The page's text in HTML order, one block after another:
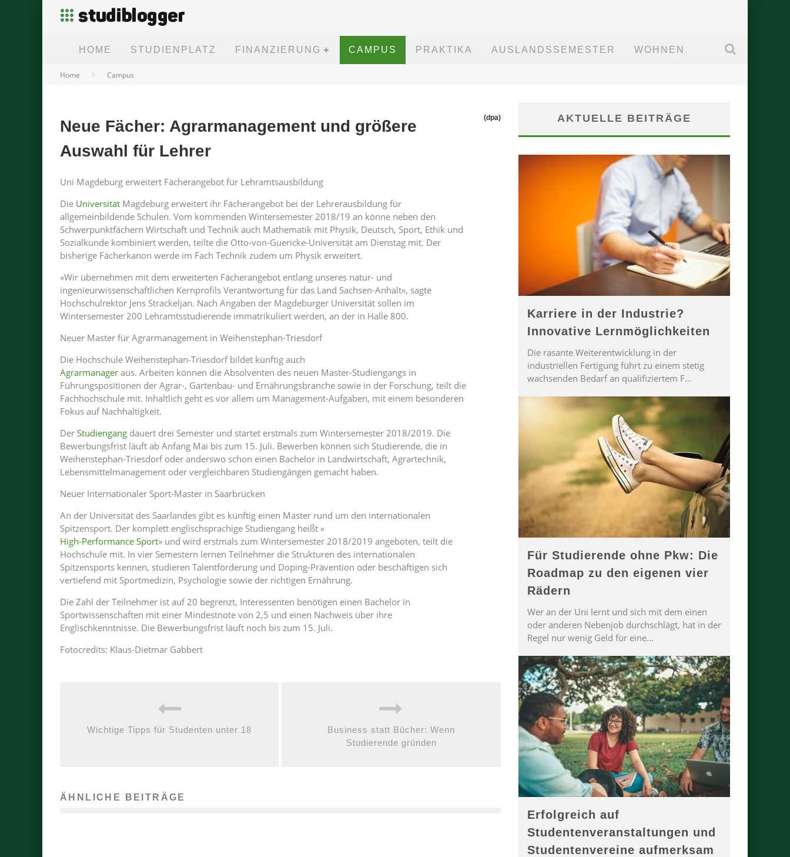
HOME STUDIENPLATZ FINANZIERUNG CAMPUS PRAKTIKA AUSLANDSSEMESTER WOHNEN
Home Campus
Neue Fächer: Agrarmanagement und größere
Auswahl für Lehrer
(dpa)
Uni Magdeburg erweitert Fächerangebot für Lehramtsausbildung
Die Universität Magdeburg erweitert ihr Fächerangebot bei der Lehrerausbildung für
allgemeinbildende Schulen. Vom kommenden Wintersemester 2018/19 an könne neben den
Schwerpunktfächern Wirtschaft und Technik auch Mathematik mit Physik, Deutsch, Sport, Ethik und
Sozialkunde kombiniert werden, teilte die Otto-von-Guericke-Universität am Dienstag mit. Der
bisherige Fächerkanon werde im Fach Technik zudem um Physik erweitert.
«Wir übernehmen mit dem erweiterten Fächerangebot entlang unseres natur- und
ingenieurwissenschaftlichen Kernprofils Verantwortung für das Land Sachsen-Anhalt», sagte
Hochschulrektor Jens Strackeljan. Nach Angaben der Magdeburger Universität sollen im
Wintersemester 200 Lehramtsstudierende immatrikuliert werden, an der in Halle 800.
Neuer Master für Agrarmanagement in Weihenstephan-Triesdorf
Die Hochschule Weihenstephan-Triesdorf bildet künftig auch
Agrarmanager aus. Arbeiten können die Absolventen des neuen Master-Studiengangs in
Führungspositionen der Agrar-, Gartenbau- und Ernährungsbranche sowie in der Forschung, teilt die
Fachhochschule mit. Inhaltlich geht es vor allem um Management-Aufgaben, mit einem besonderen
Fokus auf Nachhaltigkeit.
Der Studiengang dauert drei Semester und startet erstmals zum Wintersemester 2018/2019. Die
Bewerbungsfrist läuft ab Anfang Mai bis zum 15. Juli. Bewerben können sich Studierende, die in
Weihenstephan-Triesdorf oder anderswo schon einen Bachelor in Landwirtschaft, Agrartechnik,
Lebensmittelmanagement oder vergleichbaren Studiengängen gemacht haben.
Neuer Internationaler Sport-Master in Saarbrücken
An der Universität des Saarlandes gibt es künftig einen Master rund um den internationalen
Spitzensport. Der komplett englischsprachige Studiengang heißt «
High-Performance Sport» und wird erstmals zum Wintersemester 2018/2019 angeboten, teilt die
Hochschule mit. In vier Semestern lernen Teilnehmer die Strukturen des internationalen
Spitzensports kennen, studieren Talentförderung und Doping-Prävention oder beschäftigen sich
vertiefend mit Sportmedizin, Psychologie sowie der richtigen Ernährung.
Die Zahl der Teilnehmer ist auf 20 begrenzt, Interessenten benötigen einen Bachelor in
Sportwissenschaften mit einer Mindestnote von 2,5 und einen Nachweis über ihre
Englischkenntnisse. Die Bewerbungsfrist läuft noch bis zum 15. Juli.
Fotocredits: Klaus-Dietmar Gabbert
Wichtige Tipps für Studenten unter 18
Business statt Bücher: Wenn
Studierende gründen
ÄHNLICHE BEITRÄGE
AKTUELLE BEITRÄGE
Karriere in der Industrie?
Innovative Lernmöglichkeiten
Die rasante Weiterentwicklung in der
industriellen Fertigung führt zu einem stetig
wachsenden Bedarf an qualifiziertem F...
Für Studierende ohne Pkw: Die
Roadmap zu den eigenen vier
Rädern
Wer an der Uni lernt und sich mit dem einen
oder anderen Nebenjob durchschlägt, hat in der
Regel nur wenig Geld für eine...
Erfolgreich auf
Studentenveranstaltungen und
Studentenvereine aufmerksam